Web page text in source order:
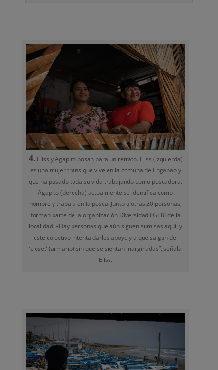
4. Eliss y Agapito posan para un retrato. Eliss (izquierda)
es una mujer trans que vive en la comuna de Engabao y
que ha pasado toda su vida trabajando como pescadora.
Agapito (derecha) actualmente se identifica como
hombre y trabaja en la pesca. Junto a otras 20 personas,
forman parte de la organización Diversidad LGTBI de la
localidad. «Hay personas que aún siguen sumisas aquí, y
este colectivo intenta darles apoyo y a que salgan del
‘closet’ (armario) sin que se sientan marginadas”, señala
Eliss.